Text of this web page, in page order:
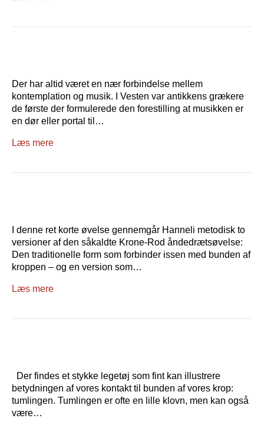
Der har altid været en nær forbindelse mellem
kontemplation og musik. I Vesten var antikkens grækere
de første der formulerede den forestilling at musikken er
en dør eller portal til…
Læs mere
I denne ret korte øvelse gennemgår Hanneli metodisk to
versioner af den såkaldte Krone-Rod åndedrætsøvelse:
Den traditionelle form som forbinder issen med bunden af
kroppen – og en version som…
Læs mere
Der findes et stykke legetøj som fint kan illustrere
betydningen af vores kontakt til bunden af vores krop:
tumlingen. Tumlingen er ofte en lille klovn, men kan også
være…